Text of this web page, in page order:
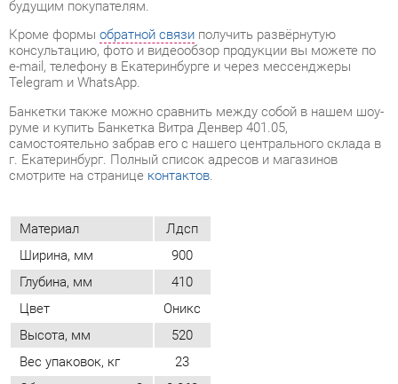
руме и купить Банкетка Витра Денвер 401.05,
самостоятельно забрав его с нашего центрального склада в
г. Екатеринбург. Полный список адресов и магазинов
смотрите на страницеконтактов.
Материал
Лдсп
Ширина, мм
900
Глубина, мм 410
Цвет
Вес упаковок, кг
23
Объем упаковок, м3
0.068
Со спинкой
Нет
ОТЗЫВЫ
Пока нет отзывов, поделитесь первым своим мнением.